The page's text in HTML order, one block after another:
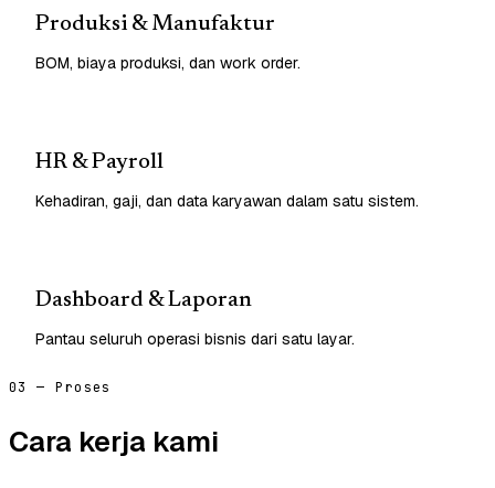
Produksi & Manufaktur
BOM, biaya produksi, dan work order.
HR & Payroll
Kehadiran, gaji, dan data karyawan dalam satu sistem.
Dashboard & Laporan
Pantau seluruh operasi bisnis dari satu layar.
03 — Proses
Cara kerja kami